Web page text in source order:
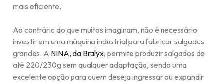
mais eficiente.
Ao contrário do que muitos imaginam, não é necessário
investir em uma máquina industrial para fabricar salgados
grandes. A NINA, da Bralyx, permite produzir salgados de
até 220/230g sem qualquer adaptação, sendo uma
excelente opção para quem deseja ingressar ou expandir